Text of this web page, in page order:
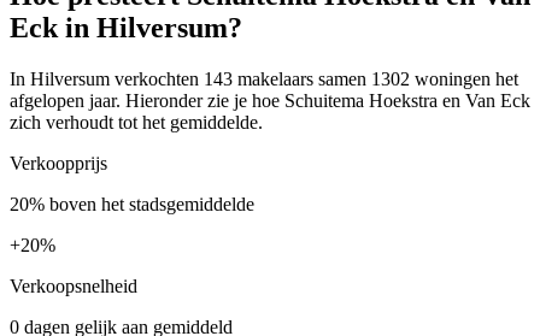
Eck in Hilversum?
In Hilversum verkochten 143 makelaars samen 1302 woningen het
afgelopen jaar. Hieronder zie je hoe Schuitema Hoekstra en Van Eck
zich verhoudt tot het gemiddelde.
Verkoopprijs
20% boven het stadsgemiddelde
+20%
Verkoopsnelheid
0 dagen gelijk aan gemiddeld